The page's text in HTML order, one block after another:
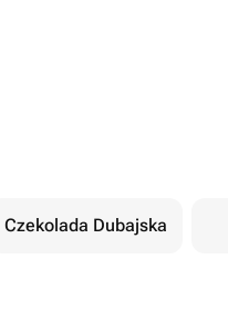
Czekolada Dubajska